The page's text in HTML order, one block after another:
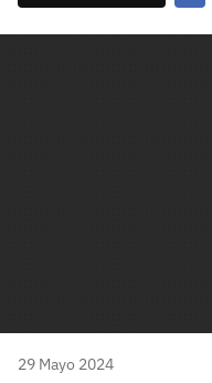
29 Mayo 2024